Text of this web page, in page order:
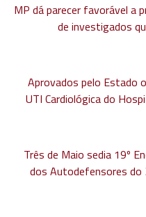
MP dá parecer favorável a
de investigados
Aprovados pelo Estado
UTI Cardiológica do
Três de Maio sedia 19º
dos Autodefensores do